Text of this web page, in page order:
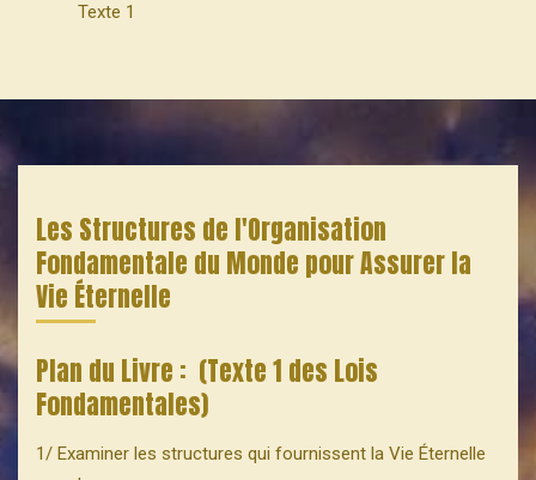
Texte 1
Les Structures de l'Organisation
Fondamentale du Monde pour Assurer la
Vie Éternelle
Plan du Livre : (Texte 1 des Lois
Fondamentales)
1/ Examiner les structures qui fournissent la Vie Éternelle